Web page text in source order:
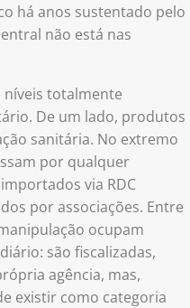
há anos sustentado pelo
não está nas
níveis totalmente
De um lado, produtos
sanitária. No extremo
por qualquer
via RDC
por associações. Entre
ocupam
são fiscalizadas,
agência, mas,
existir como categoria